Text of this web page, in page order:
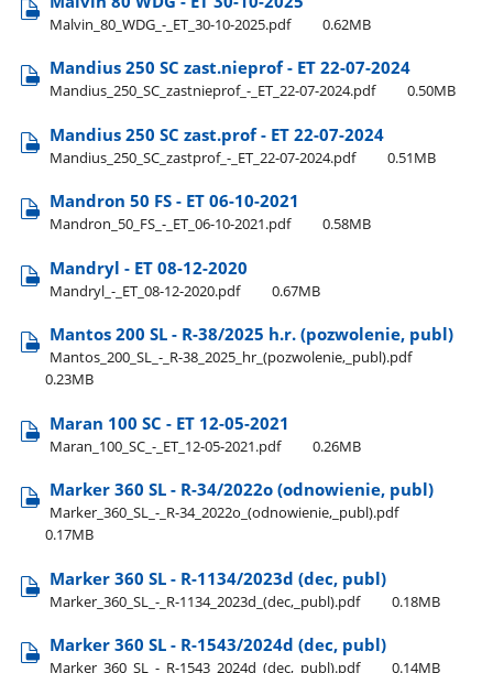
Malvin​_80​_WDG​_-​_ET​_30-10-2025.pdf 0.62MB
Mandius 250 SC zast.nieprof - ET 22-07-2024
Mandius​_250​_SC​_zastnieprof​_-​_ET​_22-07-2024.pdf 0.50MB
Mandius 250 SC zast.prof - ET 22-07-2024
Mandius​_250​_SC​_zastprof​_-​_ET​_22-07-2024.pdf 0.51MB
Mandron 50 FS - ET 06-10-2021
Mandron​_50​_FS​_-​_ET​_06-10-2021.pdf 0.58MB
Mandryl - ET 08-12-2020
Mandryl​_-​_ET​_08-12-2020.pdf 0.67MB
Mantos 200 SL - R-38/2025 h.r. (pozwolenie, publ)
Mantos​_200​_SL​_-​_R-38​_2025​_hr​_(pozwolenie,​_publ).pdf
0.23MB
Maran 100 SC - ET 12-05-2021
Maran​_100​_SC​_-​_ET​_12-05-2021.pdf 0.26MB
Marker 360 SL - R-34/2022o (odnowienie, publ)
Marker​_360​_SL​_-​_R-34​_2022o​_(odnowienie,​_publ).pdf
0.17MB
Marker 360 SL - R-1134/2023d (dec, publ)
Marker​_360​_SL​_-​_R-1134​_2023d​_(dec,​_publ).pdf 0.18MB
Marker 360 SL - R-1543/2024d (dec, publ)
Marker​_360​_SL​_-​_R-1543​_2024d​_(dec,​_publ).pdf 0.14MB